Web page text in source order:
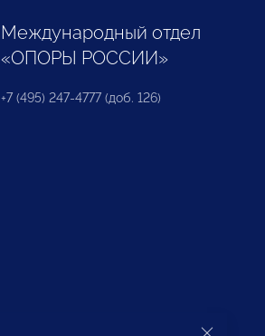
Международный отдел
«ОПОРЫ РОССИИ»
+7 (495) 247-4777 (доб. 126)